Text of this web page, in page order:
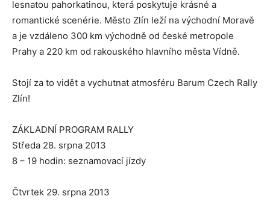
lesnatou pahorkatinou, která poskytuje krásné a
romantické scenérie. Město Zlín leží na východní Moravě
a je vzdáleno 300 km východně od české metropole
Prahy a 220 km od rakouského hlavního města Vídně.
Stojí za to vidět a vychutnat atmosféru Barum Czech Rally
Zlín!
ZÁKLADNÍ PROGRAM RALLY
Středa 28. srpna 2013
8 – 19 hodin: seznamovací jízdy
Čtvrtek 29. srpna 2013